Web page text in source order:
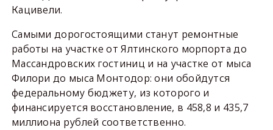
Кацивели.
Самыми дорогостоящими станут ремонтные
работы на участке от Ялтинского морпорта до
Массандровских гостиниц и на участке от мыса
Филори до мыса Монтодор: они обойдутся
федеральному бюджету, из которого и
финансируется восстановление, в 458,8 и 435,7
миллиона рублей соответственно.